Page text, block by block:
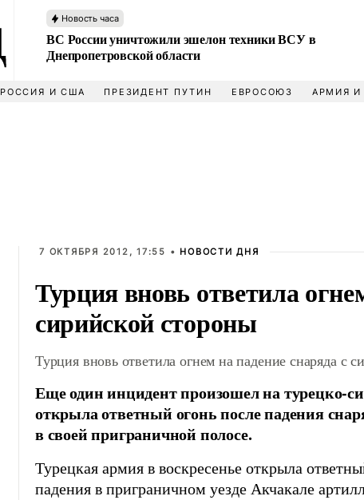
Новость часа
ВС России уничтожили эшелон техники ВСУ в
Днепропетровской области
РОССИЯ И США ПРЕЗИДЕНТ ПУТИН ЕВРОСОЮЗ АРМИЯ И
7 ОКТЯБРЯ 2012, 17:55 • НОВОСТИ ДНЯ
Турция вновь ответила
сирийской стороны
Турция вновь ответила огнем на падение снаряда с
Еще один инцидент произошел на турецко-
открыла ответный огонь после падения
в своей приграничной полосе.
Турецкая армия в воскресенье открыла
падения в приграничном уезде Акчакале